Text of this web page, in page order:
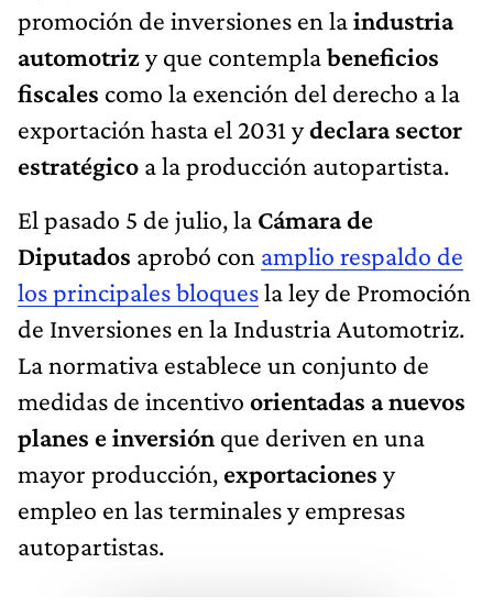
promoción de inversiones en laindustria
automotrizy que contemplabeneficios
fiscales como la exención del derecho a la
exportación hasta el 2031 ydeclara sector
estratégico a la producción autopartista.
El pasado 5 de julio, la Cámara de
Diputados aprobó con amplio respaldo de
los principales bloquesla ley de Promoción
de Inversiones en la Industria Automotriz.
La normativa establece un conjunto de
medidas de incentivo orientadas a nuevos
planes e inversión que deriven en una
mayor producción, exportaciones y
empleo en las terminales y empresas
autopartistas.